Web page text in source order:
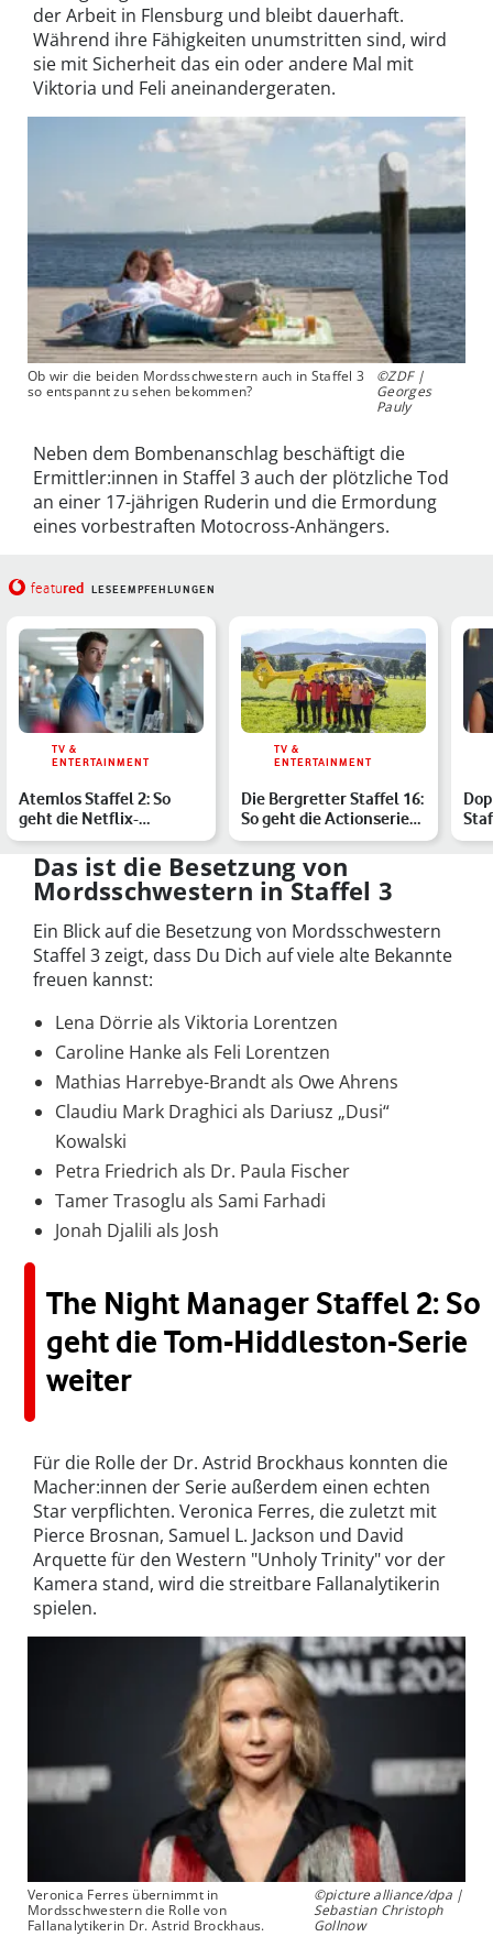
der Arbeit in Flensburg und bleibt dauerhaft.
Während ihre Fähigkeiten unumstritten sind, wird
sie mit Sicherheit das ein oder andere Mal mit
Viktoria und Feli aneinandergeraten.
Ob wir die beiden Mordsschwestern auch in Staffel 3
so entspannt zu sehen bekommen?
©ZDF |
Georges
Pauly
Neben dem Bombenanschlag beschäftigt die
Ermittler:innen in Staffel 3 auch der plötzliche Tod
an einer 17-jährigen Ruderin und die Ermordung
eines vorbestraften Motocross-Anhängers.
featured LESEEMPFEHLUNGEN
TV &
ENTERTAINMENT
Atemlos Staffel 2: So
geht die Netflix-
Krankenhausserie
weiter
TV &
ENTERTAINMENT
Die Bergretter Staffel 16:
So geht die Actionserie
weiter
Das ist die Besetzung von
Mordsschwestern in Staffel 3
Ein Blick auf die Besetzung von Mordsschwestern
Staffel 3 zeigt, dass Du Dich auf viele alte Bekannte
freuen kannst:
Lena Dörrie als Viktoria Lorentzen
Caroline Hanke als Feli Lorentzen
Mathias Harrebye-Brandt als Owe Ahrens
Claudiu Mark Draghici als Dariusz „Dusi“
Kowalski
Petra Friedrich als Dr. Paula Fischer
Tamer Trasoglu als Sami Farhadi
Jonah Djalili als Josh
The Night Manager Staffel 2: So
geht die Tom-Hiddleston-Serie
weiter
Für die Rolle der Dr. Astrid Brockhaus konnten die
Macher:innen der Serie außerdem einen echten
Star verpflichten. Veronica Ferres, die zuletzt mit
Pierce Brosnan, Samuel L. Jackson und David
Arquette für den Western "Unholy Trinity" vor der
Kamera stand, wird die streitbare Fallanalytikerin
spielen.
Veronica Ferres übernimmt in
Mordsschwestern die Rolle von
Fallanalytikerin Dr. Astrid Brockhaus.
©picture alliance/dpa |
Sebastian Christoph
Gollnow